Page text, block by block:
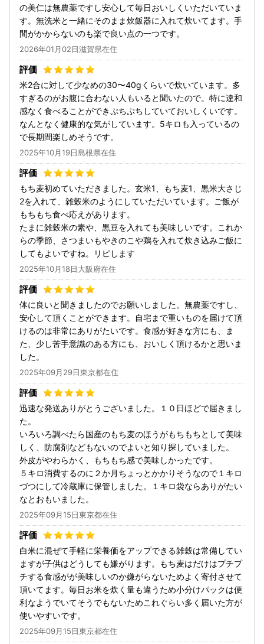
の美仁は無農薬ですし安心して毎日おいしくいただいていま
す。無洗米と一緒にそのまま炊飯器に入れて炊いてます。手
間がかからないのも楽で良い点の一つです。
2026年01月02日滋賀県在住
米2合に対して少なめの30〜40gくらいで炊いています。多
すぎるのがお腹に合わない人もいると聞いたので。特に違和
感なく食べることができぷちぷちしていておいしくいです。
なんとなく健康的な気がしています。5キロも入っているの
で長期間楽しめそうです。
2025年10月19日島根県在住
もち麦初めていただきました。玄米1、もち麦1、黒米大さじ
2を入れて、雑穀米のようにしていただいています。ご飯が
もちもち食べ応えがあります。
たまに雑穀米の素や、黒豆を入れても美味しいです。これか
らの季節、さつまいもやきのこや鶏を入れて炊き込みご飯に
してもよいですね。リピします
2025年10月18日大阪府在住
体に良いと聞きましたのでお願いしました。無農薬ですし、
安心して頂くことができます。自宅まで重いものを届けて頂
けるのは非常にありがたいです。食感が好きな方にも、ま
た、少し苦手意識のある方にも、おいしく頂けるかと思いま
した。
2025年09月29日東京都在住
迅速な発送ありがとうございました。１０日ほどで届きまし
た。
いろいろ調べたら国産のもち麦のほうがもちもちとして美味
しく、防腐剤などもないのでよいと知り探していました。
外皮がやわらかく、もちもち感で美味しかったです。
５キロ消費するのに２か月ちょっとかかりそうなので１キロ
づつにして冷蔵庫に保管しました。１キロ袋ならありがたい
なとおもいました。
2025年09月15日東京都在住
白米に混ぜて手軽に栄養価をアップできる雑穀は常備してい
ますが子供はどうしても嫌がります。もち麦はだけはプチプ
チする食感がが美味しいのか嫌がらないためよく寄付させて
頂いてます。毎日お米を炊く量も違うため小分けパックは便
利なようでいてそうでもないためこれぐらい多く届いた方が
使いやすいです。
2025年09月15日東京都在住